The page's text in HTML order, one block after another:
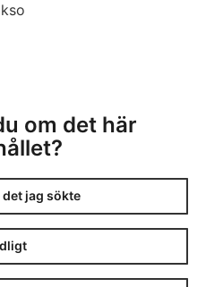
om det här
jag sökte